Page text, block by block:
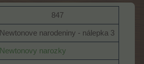
847​
Newtonove narodeniny - nálepka 3
Newtonovy narozky